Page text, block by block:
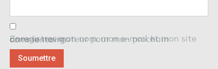
Enregistrer mon nom, mon e-mail et mon site dans le navigateur pour mon prochain commentaire.